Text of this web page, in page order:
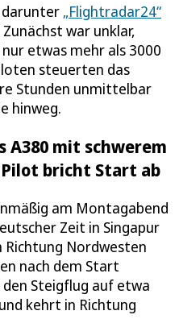
darunter „Flightradar24“
war unklar,
etwas mehr als 3000
steuerten das
Stunden unmittelbar
hinweg.
A380 mit schwerem
bricht Start ab
am Montagabend
Zeit in Singapur
Nordwesten
nach dem Start
Steigflug auf etwa
kehrt in Richtung